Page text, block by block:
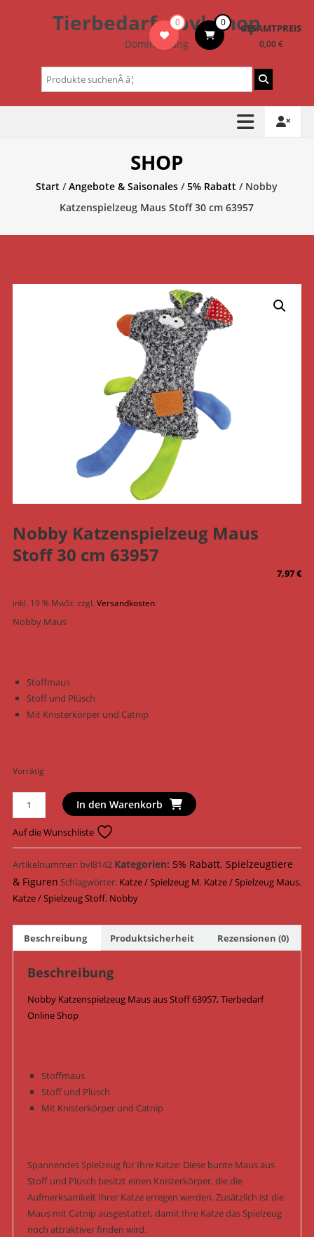
Tierbedarf – bvl-Shop
Dominik Lang
0 0 GESAMTPREIS
0,00 €
Suchen
nach:
SHOP
Start /Angebote & Saisonales /5% Rabatt / Nobby
Katzenspielzeug Maus Stoff 30 cm 63957
Nobby Katzenspielzeug Maus
Stoff 30 cm 63957
7,97€
inkl. 19 % MwSt.zzgl.Versandkosten
Nobby Maus
Stoffmaus
Stoff und Plüsch
Mit Knisterkörper und Catnip
Vorrätig
Nobby
Katzenspielzeug
Maus
Stoff
30
cm
63957
In den Warenkorb
Auf die Wunschliste
Artikelnummer: bvl8142 Kategorien: 5% Rabatt, Spielzeugtiere
& Figuren Schlagwörter: Katze / Spielzeug M, Katze / Spielzeug Maus,
Katze / Spielzeug Stoff, Nobby
Beschreibung Produktsicherheit Rezensionen (0)
Beschreibung
Nobby Katzenspielzeug Maus aus Stoff 63957, Tierbedarf
Online Shop
Stoffmaus
Stoff und Plüsch
Mit Knisterkörper und Catnip
Spannendes Spielzeug für Ihre Katze: Diese bunte Maus aus
Stoff und Plüsch besitzt einen Knisterkörper, die die
Aufmerksamkeit Ihrer Katze erregen werden. Zusätzlich ist die
Maus mit Catnip ausgestattet, damit Ihre Katze das Spielzeug
noch attraktiver finden wird.